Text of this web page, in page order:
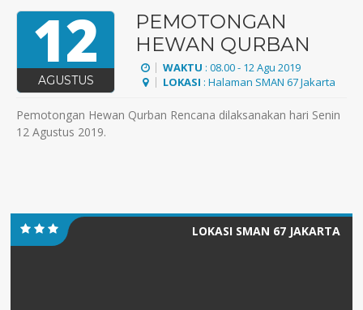
12
AGUSTUS
PEMOTONGAN
HEWAN QURBAN
WAKTU : 08.00 - 12 Agu 2019
LOKASI : Halaman SMAN 67 Jakarta
Pemotongan Hewan Qurban Rencana dilaksanakan hari Senin
12 Agustus 2019.
LOKASI SMAN 67 JAKARTA